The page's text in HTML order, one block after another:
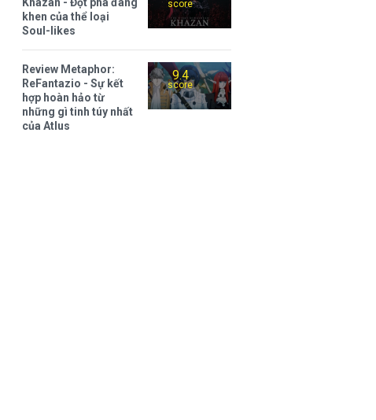
score
khen của thể loại
Soul-likes
9.4
score
Review Metaphor:
ReFantazio - Sự kết
hợp hoàn hảo từ
những gì tinh túy nhất
của Atlus